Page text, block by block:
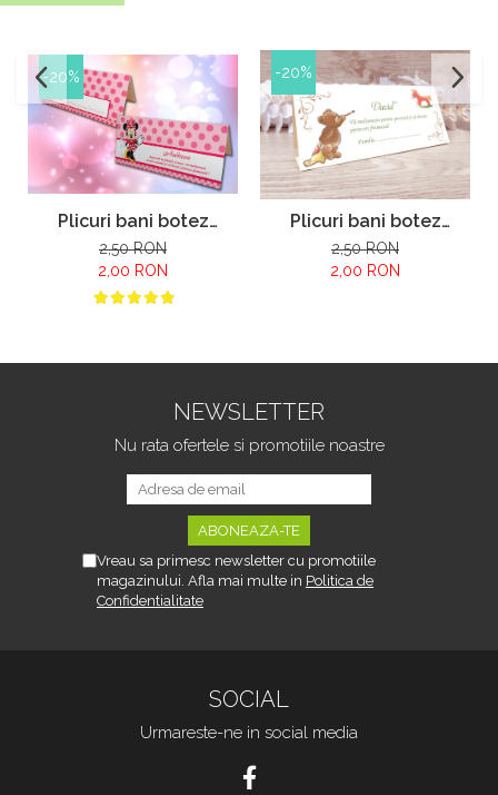
-20%
Plicuri bani botez
Minnie model 1
2,50 RON
2,00 RON
-20%
Plicuri bani botez
Ursulet
2,50 RON
2,00 RON
NEWSLETTER
Nu rata ofertele si promotiile noastre
Vreau sa primesc newsletter cu promotiile
magazinului. Afla mai multe in Politica de
Confidentialitate
SOCIAL
Urmareste-ne in social media